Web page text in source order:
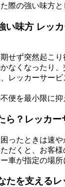
際の強い味方
い味方 レッ
せず突然起こ
なくなったり
レッカーサー
便を最小限に
ら？レッカ
ったときは速
だくと、お客
車が指定の場
たを支える